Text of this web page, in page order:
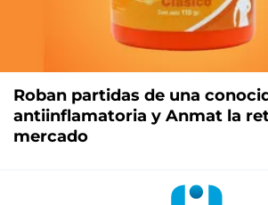
Roban partidas de una
antiinflamatoria y Anmat la
mercado